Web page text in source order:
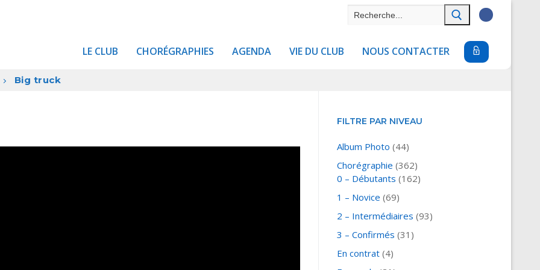
Rechercher
LE CLUB CHORÉGRAPHIES AGENDA VIE DU CLUB NOUS CONTACTER
Big truck
FILTRE PAR NIVEAU
Album Photo (44)
Chorégraphie (362)
0 – Débutants (162)
1 – Novice (69)
2 – Intermédiaires (93)
3 – Confirmés (31)
En contrat(4)